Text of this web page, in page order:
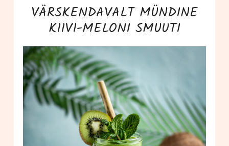
VÄRSKENDAVALT MÜNDINE
KIIVI-MELONI SMUUTI